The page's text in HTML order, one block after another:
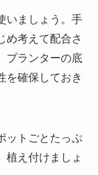
いましょう。手
め考えて配合さ
プランターの底
を確保しておき
ットごとたっぷ
植え付けましょ